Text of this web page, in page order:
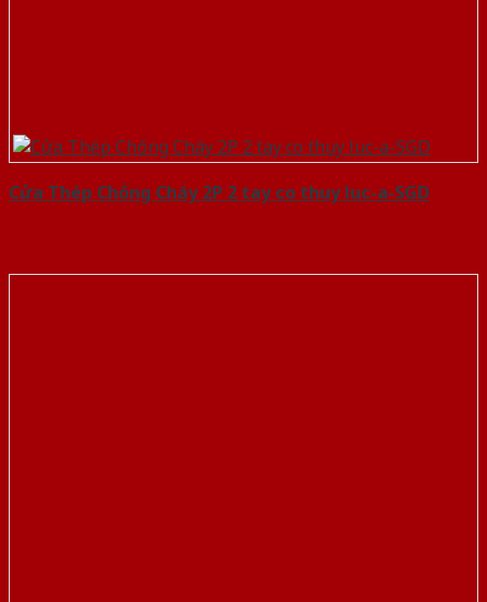
Cửa Thép Chống Cháy 2P 2 tay co thuy luc-a-SGD